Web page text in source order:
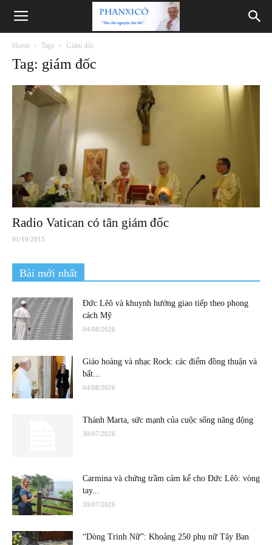
Phanxicô
Home Tags Giám đốc
Tag: giám đốc
Radio Vatican có tân giám đốc
01/10/2015
Bài mới nhất
Đức Lêô và khuynh hướng giao tiếp theo phong
cách Mỹ
04/08/2026
Giáo hoàng và nhạc Rock: các điểm đồng thuận và
bất...
04/08/2026
Thánh Marta, sức mạnh của cuộc sống năng động
30/07/2026
Carmina và chứng trầm cảm kể cho Đức Lêô: vòng
tay...
30/07/2026
“Dòng Trinh Nữ”: Khoảng 250 phụ nữ Tây Ban